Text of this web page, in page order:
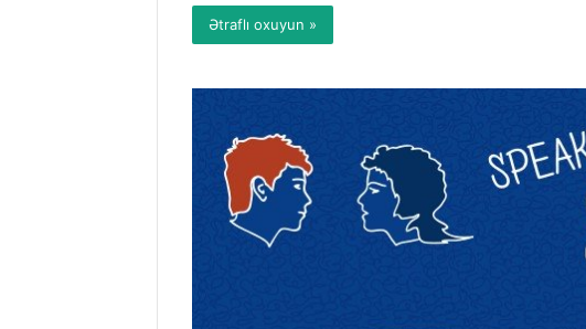
Ətraflı oxuyun »